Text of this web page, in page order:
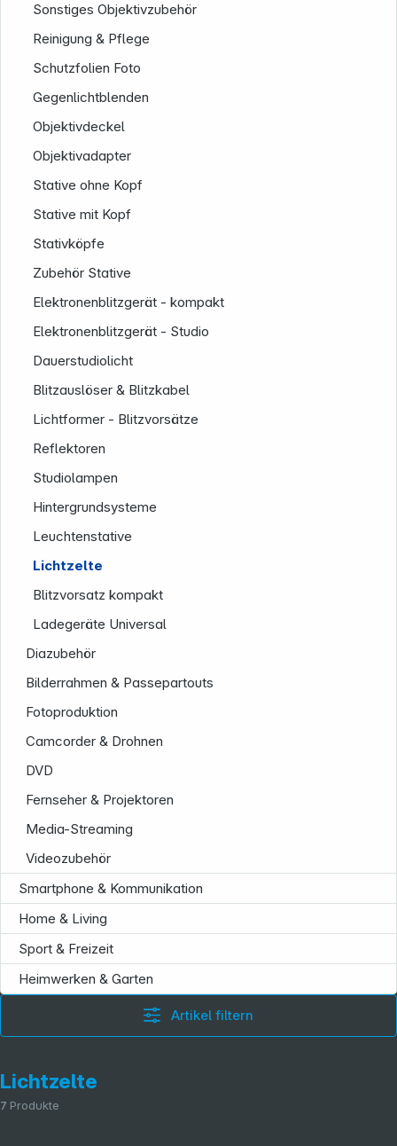
Sonstiges Objektivzubehör
Reinigung & Pflege
Schutzfolien Foto
Gegenlichtblenden
Objektivdeckel
Objektivadapter
Stative ohne Kopf
Stative mit Kopf
Stativköpfe
Zubehör Stative
Elektronenblitzgerät - kompakt
Elektronenblitzgerät - Studio
Dauerstudiolicht
Blitzauslöser & Blitzkabel
Lichtformer - Blitzvorsätze
Reflektoren
Studiolampen
Hintergrundsysteme
Leuchtenstative
Lichtzelte
Blitzvorsatz kompakt
Ladegeräte Universal
Diazubehör
Bilderrahmen & Passepartouts
Fotoproduktion
Camcorder & Drohnen
DVD
Fernseher & Projektoren
Media-Streaming
Videozubehör
Smartphone & Kommunikation
Home & Living
Sport & Freizeit
Heimwerken & Garten
Artikel filtern
Lichtzelte
7 Produkte